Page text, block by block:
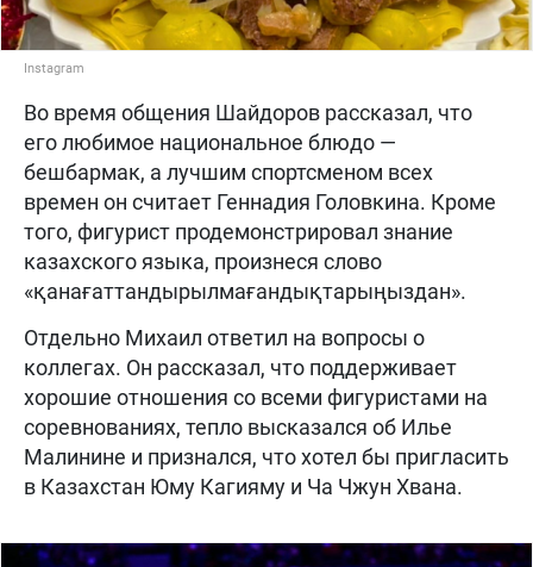
Instagram
Во время общения Шайдоров рассказал, что
его любимое национальное блюдо —
бешбармак, а лучшим спортсменом всех
времен он считает Геннадия Головкина. Кроме
того, фигурист продемонстрировал знание
казахского языка, произнеся слово
«қанағаттандырылмағандықтарыңыздан».
Отдельно Михаил ответил на вопросы о
коллегах. Он рассказал, что поддерживает
хорошие отношения со всеми фигуристами на
соревнованиях, тепло высказался об Илье
Малинине и признался, что хотел бы пригласить
в Казахстан Юму Кагияму и Ча Чжун Хвана.